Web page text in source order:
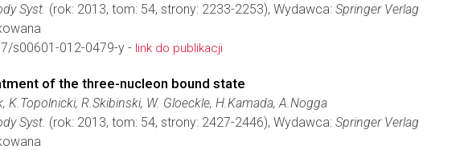
Syst. (rok: 2013, tom: 54, strony: 2233-2253), Wydawca: Springer Verlag
s00601-012-0479-y - link do publikacji
of the three-nucleon bound state
K.Topolnicki, R.Skibinski, W. Gloeckle, H.Kamada, A.Nogga
Syst. (rok: 2013, tom: 54, strony: 2427-2446), Wydawca: Springer Verlag